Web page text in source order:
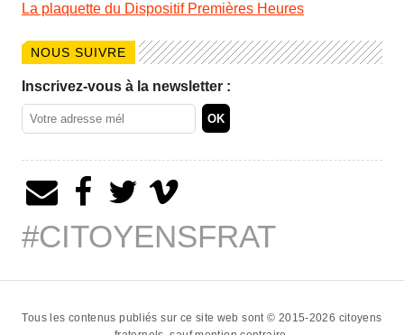
La plaquette du Dispositif Premières Heures
NOUS SUIVRE
Inscrivez-vous à la newsletter :
#CITOYENSFRAT
Tous les contenus publiés sur ce site web sont © 2015-2026 citoyens